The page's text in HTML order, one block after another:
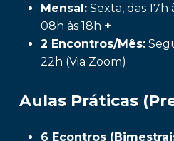
Mensal: Sexta, das 17h
08h às 18h +
2 Encontros/Mês:
22h (Via Zoom)
Aulas Práticas
6 Econtros